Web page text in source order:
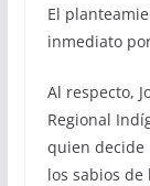
El
inmediato
Al respecto,
Regional
quien decide
los sabios